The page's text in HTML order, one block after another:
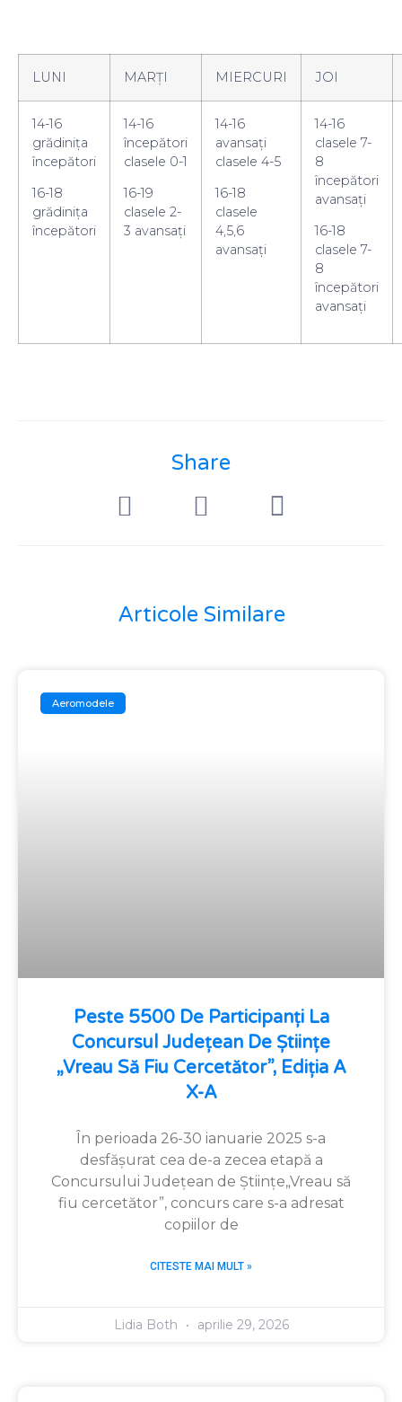
LUNI MARȚI MIERCURI JOI
14-16
grădinița
începători
16-18
grădinița
începători
14-16
începători
clasele 0-1
16-19
clasele 2-
3 avansați
14-16
avansați
clasele 4-5
16-18
clasele
4,5,6
avansați
14-16
clasele 7-
8
începători
avansați
16-18
clasele 7-
8
începători
avansați
Share
Articole Similare
Aeromodele
Peste 5500 De Participanți La
Concursul Județean De Științe
„Vreau Să Fiu Cercetător”, Ediția A
X-A
În perioada 26-30 ianuarie 2025 s-a
desfășurat cea de-a zecea etapă a
Concursului Județean de Științe„Vreau să
fiu cercetător”, concurs care s-a adresat
copiilor de
CITESTE MAI MULT »
Lidia Both aprilie 29, 2026